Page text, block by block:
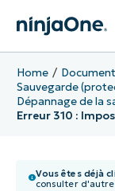
Home
Sauvegarde
Dépannage de la
Erreur 310 :
Vous êtes déjà
consulter